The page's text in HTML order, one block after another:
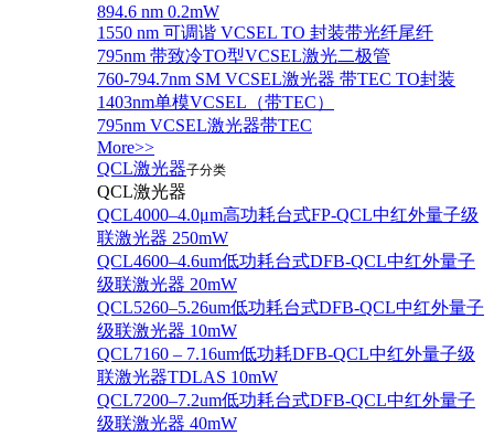
894.6 nm 0.2mW
1550 nm 可调谐 VCSEL TO 封装带光纤尾纤
795nm 带致冷TO型VCSEL激光二极管
760-794.7nm SM VCSEL激光器 带TEC TO封装
1403nm单模VCSEL（带TEC）
795nm VCSEL激光器带TEC
More>>
QCL激光器子分类
QCL激光器
QCL4000–4.0μm高功耗台式FP-QCL中红外量子级
联激光器 250mW
QCL4600–4.6um低功耗台式DFB-QCL中红外量子
级联激光器 20mW
QCL5260–5.26um低功耗台式DFB-QCL中红外量子
级联激光器 10mW
QCL7160 – 7.16um低功耗DFB-QCL中红外量子级
联激光器TDLAS 10mW
QCL7200–7.2um低功耗台式DFB-QCL中红外量子
级联激光器 40mW